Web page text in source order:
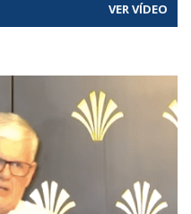
VER VÍDEO